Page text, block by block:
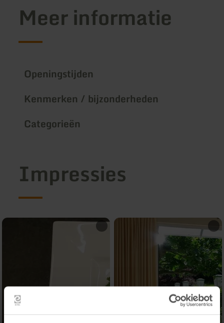
Meer informatie
Openingstijden
Kenmerken / bijzonderheden
Categorieën
Impressies